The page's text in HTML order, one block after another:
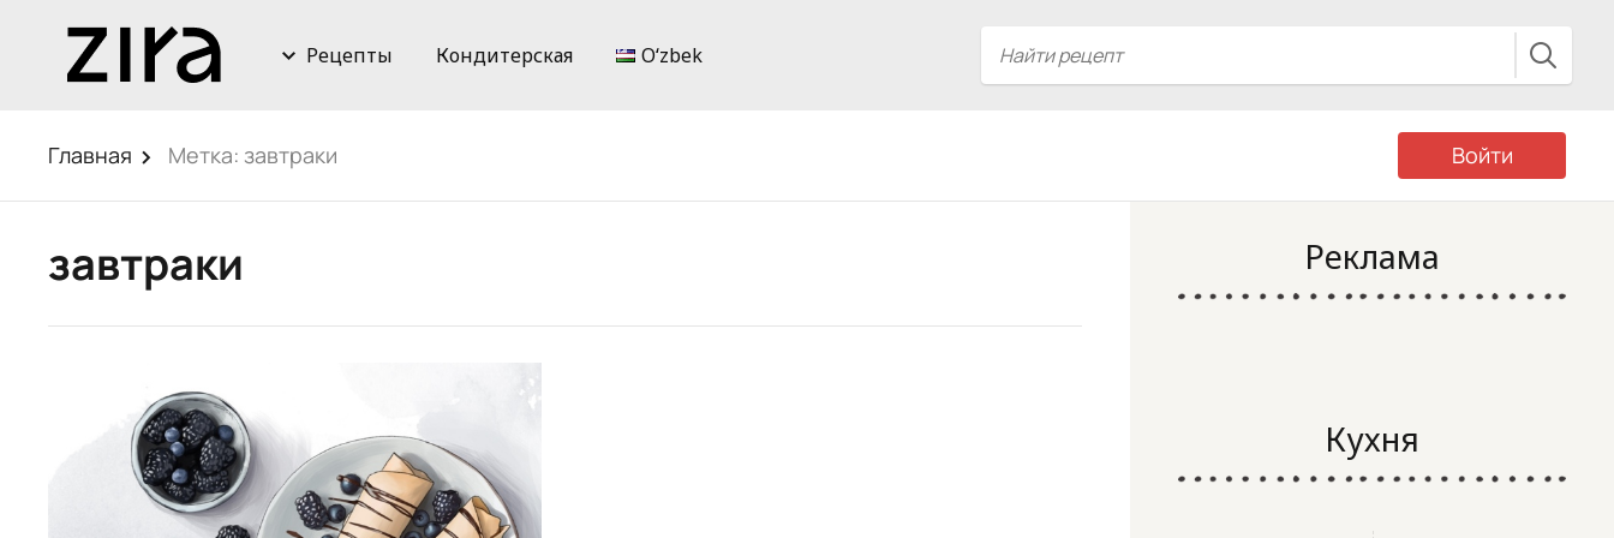
Рецепты Кондитерская Oʻzbek
Главная Метка: завтраки Войти
завтраки Реклама
Кухня